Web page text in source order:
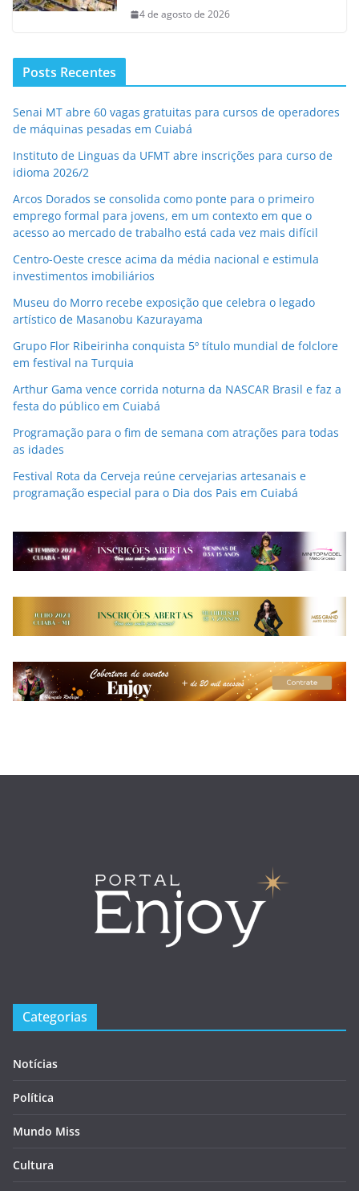
4 de agosto de 2026
Posts Recentes
Senai MT abre 60 vagas gratuitas para cursos de operadores
de máquinas pesadas em Cuiabá
Instituto de Linguas da UFMT abre inscrições para curso de
idioma 2026/2
Arcos Dorados se consolida como ponte para o primeiro
emprego formal para jovens, em um contexto em que o
acesso ao mercado de trabalho está cada vez mais difícil
Centro-Oeste cresce acima da média nacional e estimula
investimentos imobiliários
Museu do Morro recebe exposição que celebra o legado
artístico de Masanobu Kazurayama
Grupo Flor Ribeirinha conquista 5º título mundial de folclore
em festival na Turquia
Arthur Gama vence corrida noturna da NASCAR Brasil e faz a
festa do público em Cuiabá
Programação para o fim de semana com atrações para todas
as idades
Festival Rota da Cerveja reúne cervejarias artesanais e
programação especial para o Dia dos Pais em Cuiabá
Categorias
Notícias
Política
Mundo Miss
Cultura